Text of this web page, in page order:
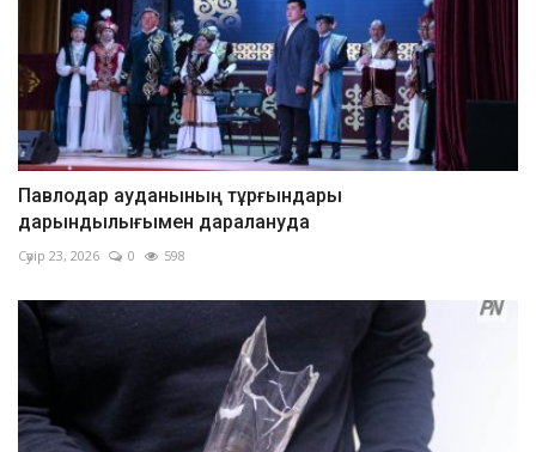
Павлодар ауданының тұрғындары
дарындылығымен даралануда
Сәуір 23, 2026 0 598